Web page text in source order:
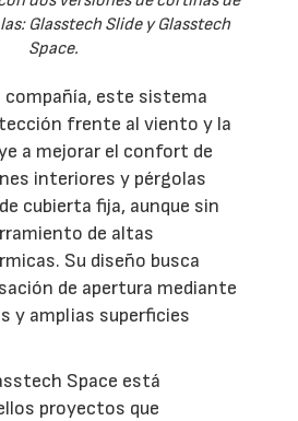
Glasstech Slide y Glasstech
Space.
compañía, este sistema
frente al viento y la
a mejorar el confort de
interiores y pérgolas
cubierta fija, aunque sin
de altas
Su diseño busca
de apertura mediante
y amplias superficies
Space está
proyectos que